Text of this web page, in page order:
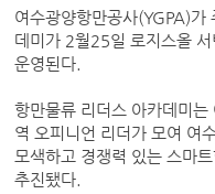
여수광양항만공사(YGPA)
데미가 2월25일 로지스올
운영된다.
항만물류 리더스 아카데미는
역 오피니언 리더가 모여 여
모색하고 경쟁력 있는 스마
추진됐다.